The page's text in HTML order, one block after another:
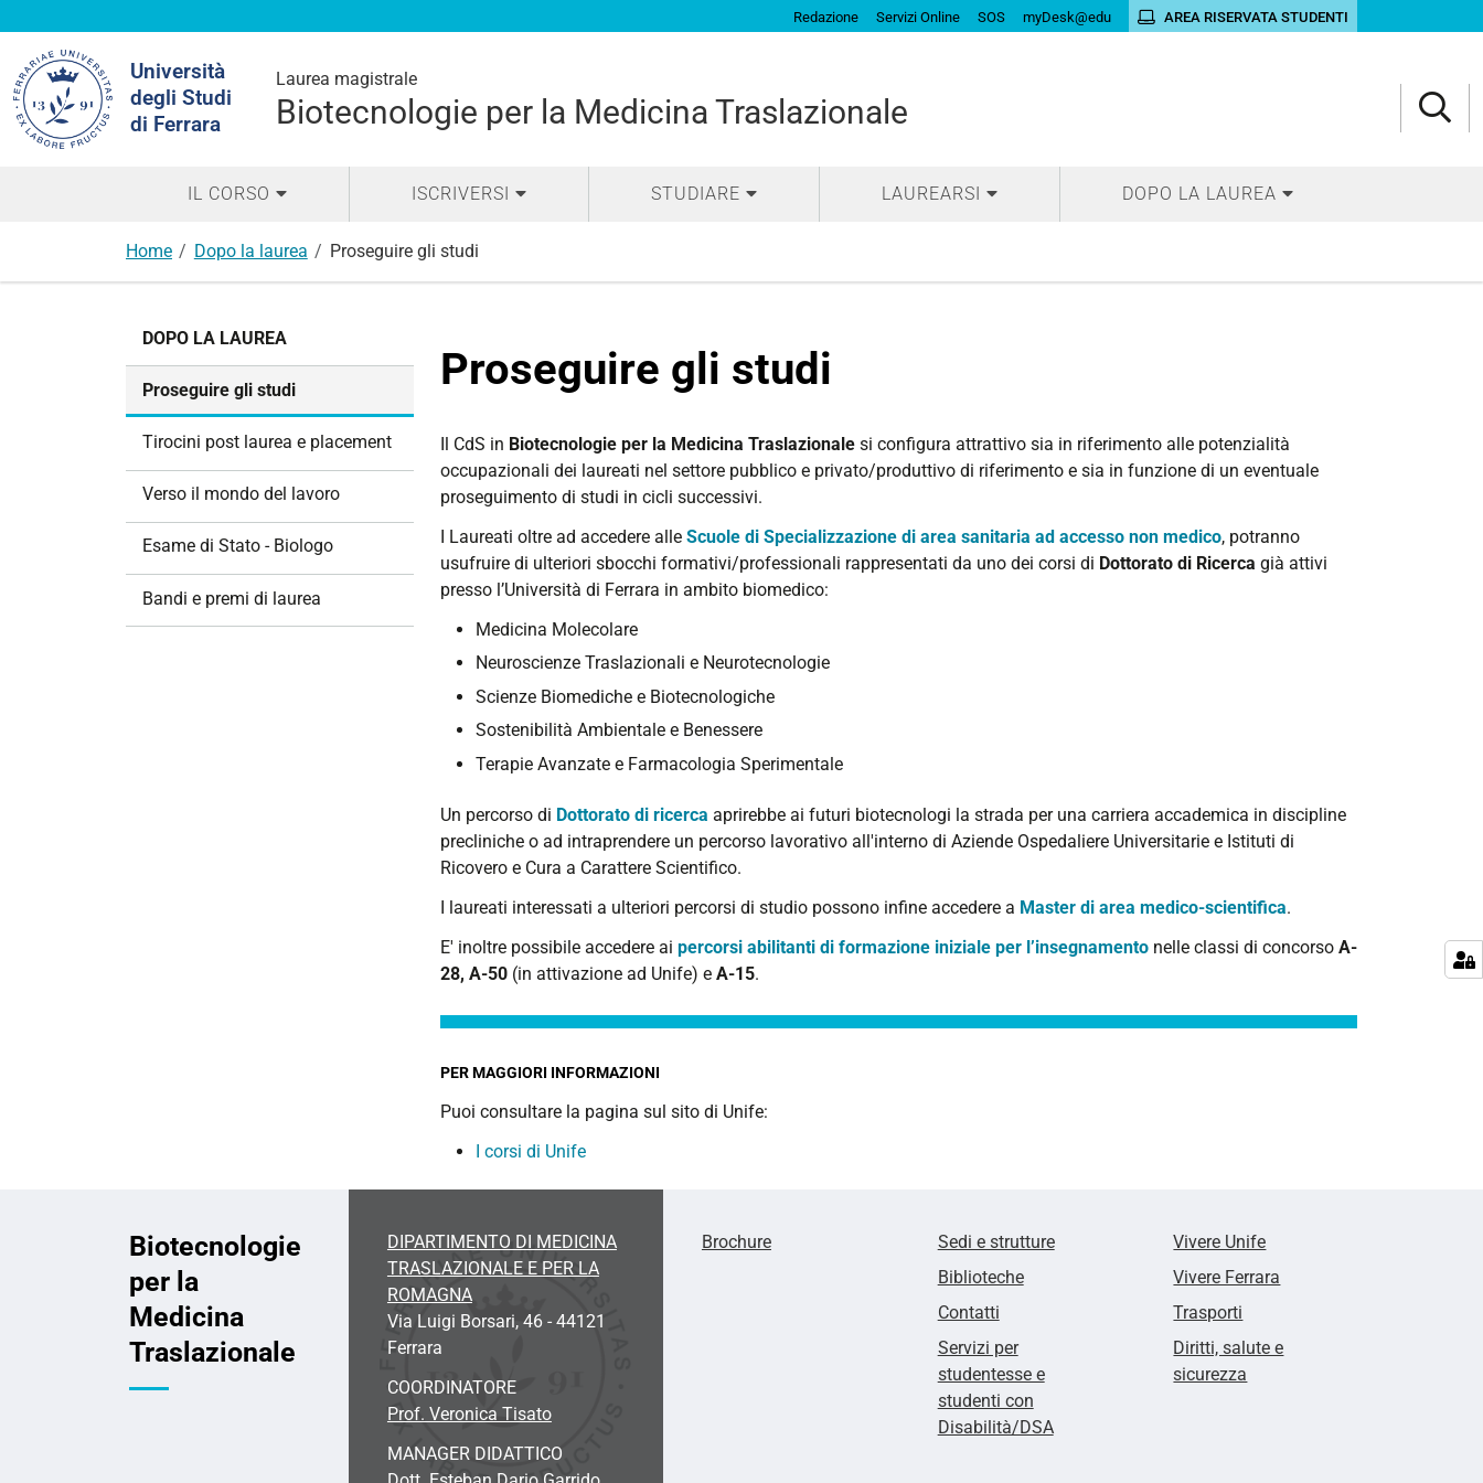
Redazione Servizi Online SOS myDesk@edu AREA RISERVATA STUDENTI
Università
degli Studi
di Ferrara
Laurea magistrale
Biotecnologie per la Medicina Traslazionale
nel
sito
IL CORSO ISCRIVERSI STUDIARE LAUREARSI DOPO LA LAUREA
Home Dopo la laurea Proseguire gli studi
Proseguire gli studi
Il CdS in Biotecnologie per la Medicina Traslazionale si configura attrattivo sia in riferimento alle potenzialità
occupazionali dei laureati nel settore pubblico e privato/produttivo di riferimento e sia in funzione di un eventuale
proseguimento di studi in cicli successivi.
I Laureati oltre ad accedere alle Scuole di Specializzazione di area sanitaria ad accesso non medico, potranno
usufruire di ulteriori sbocchi formativi/professionali rappresentati da uno dei corsi di Dottorato di Ricerca già attivi
presso l’Università di Ferrara in ambito biomedico:
Medicina Molecolare
Neuroscienze Traslazionali e Neurotecnologie
Scienze Biomediche e Biotecnologiche
Sostenibilità Ambientale e Benessere
Terapie Avanzate e Farmacologia Sperimentale
Un percorso di Dottorato di ricerca aprirebbe ai futuri biotecnologi la strada per una carriera accademica in discipline
precliniche o ad intraprendere un percorso lavorativo all'interno di Aziende Ospedaliere Universitarie e Istituti di
Ricovero e Cura a Carattere Scientifico.
I laureati interessati a ulteriori percorsi di studio possono infine accedere a Master di area medico-scientifica.
E' inoltre possibile accedere ai percorsi abilitanti di formazione iniziale per l’insegnamento nelle classi di concorso A-
28, A-50 (in attivazione ad Unife) e A-15.
PER MAGGIORI INFORMAZIONI
Puoi consultare la pagina sul sito di Unife:
I corsi di Unife
DOPO LA LAUREA
Proseguire gli studi
Tirocini post laurea e placement
Verso il mondo del lavoro
Esame di Stato - Biologo
Bandi e premi di laurea
Biotecnologie
per la
Medicina
Traslazionale
DIPARTIMENTO DI MEDICINA
TRASLAZIONALE E PER LA
ROMAGNA
Via Luigi Borsari, 46 - 44121
Ferrara
COORDINATORE
Prof. Veronica Tisato
MANAGER DIDATTICO
Brochure
Sedi e strutture
Biblioteche
Contatti
Servizi per
studentesse e
studenti con
Disabilità/DSA
Vivere Unife
Vivere Ferrara
Trasporti
Diritti, salute e
sicurezza